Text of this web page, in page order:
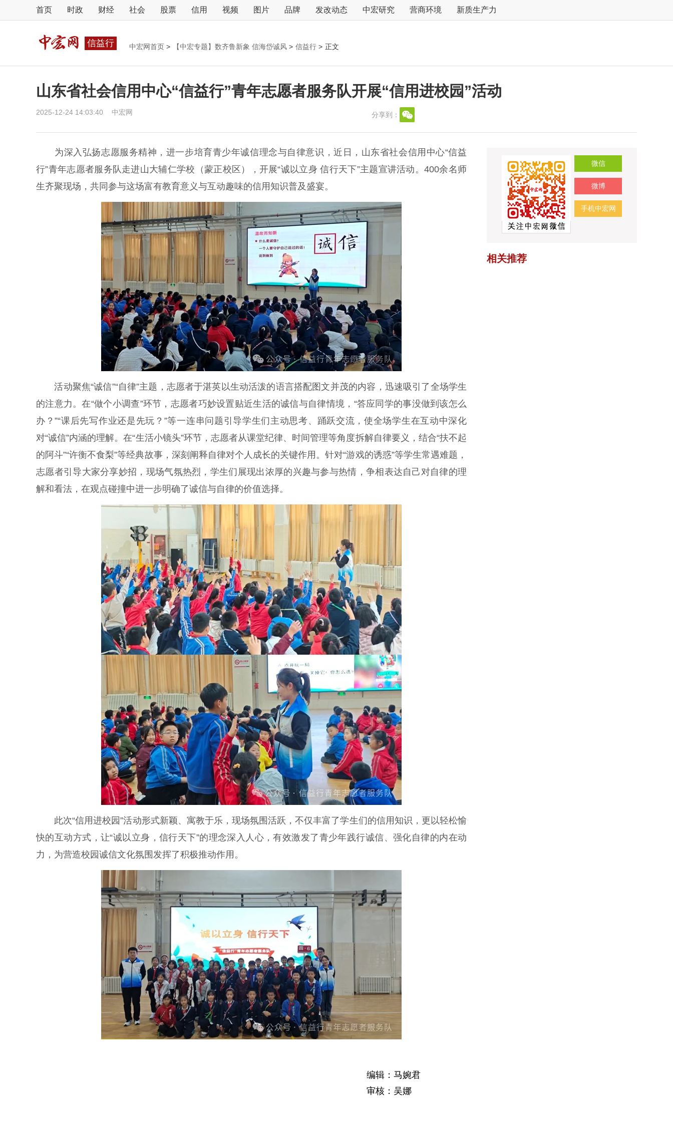
首页 时政 财经 社会 股票 信用 视频 图片 品牌 发改动态 中宏研究 营商环境 新质生产力
信益行 中宏网首页 > 【中宏专题】数齐鲁新象 信海岱诚风 > 信益行 > 正文
山东省社会信用中心“信益行”青年志愿者服务队开展“信用进校园”活动
2025-12-24 14:03:40 中宏网 分享到：
为深入弘扬志愿服务精神，进一步培育青少年诚信理念与自律意识，近日，山东省社会信用中心“信益
行”青年志愿者服务队走进山大辅仁学校（蒙正校区），开展“诚以立身 信行天下”主题宣讲活动。400余名师
生齐聚现场，共同参与这场富有教育意义与互动趣味的信用知识普及盛宴。
活动聚焦“诚信”“自律”主题，志愿者于湛英以生动活泼的语言搭配图文并茂的内容，迅速吸引了全场学生
的注意力。在“做个小调查”环节，志愿者巧妙设置贴近生活的诚信与自律情境，“答应同学的事没做到该怎么
办？”“课后先写作业还是先玩？”等一连串问题引导学生们主动思考、踊跃交流，使全场学生在互动中深化
对“诚信”内涵的理解。在“生活小镜头”环节，志愿者从课堂纪律、时间管理等角度拆解自律要义，结合“扶不起
的阿斗”“许衡不食梨”等经典故事，深刻阐释自律对个人成长的关键作用。针对“游戏的诱惑”等学生常遇难题，
志愿者引导大家分享妙招，现场气氛热烈，学生们展现出浓厚的兴趣与参与热情，争相表达自己对自律的理
解和看法，在观点碰撞中进一步明确了诚信与自律的价值选择。
此次“信用进校园”活动形式新颖、寓教于乐，现场氛围活跃，不仅丰富了学生们的信用知识，更以轻松愉
快的互动方式，让“诚以立身，信行天下”的理念深入人心，有效激发了青少年践行诚信、强化自律的内在动
力，为营造校园诚信文化氛围发挥了积极推动作用。
编辑：马婉君
审核：吴娜
微信
微博
手机中宏网
相关推荐